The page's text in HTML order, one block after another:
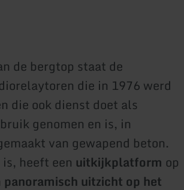
de bergtop staat de
die in 1976 werd
die ook dienst doet als
genomen en is, in
van gewapend beton.
heeft een uitkijkplatform op
panoramisch uitzicht op het